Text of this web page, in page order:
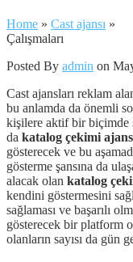
Home » Cast ajansı »
Çalışmaları
Posted By admin on
Cast ajansları reklam
bu anlamda da önemli
kişilere aktif bir biçimde
da katalog çekimi ajans
gösterecek ve bu
gösterme şansına da
alacak olan katalog
kendini göstermesini
sağlaması ve başarılı
gösterecek bir platform
olanların sayısı da gün